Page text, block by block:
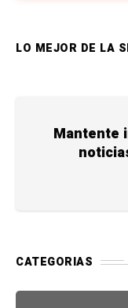
LO MEJOR DE LA
Mantente
CATEGORIAS